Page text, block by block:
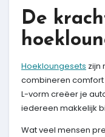
De
Hoekloungesets zijn
combineren comfort
L-vorm creëer je
iedereen makkelijk
Wat veel mensen